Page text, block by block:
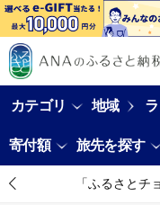
カテゴリ 地域
寄付額 旅先を探す
「ふるさとチ